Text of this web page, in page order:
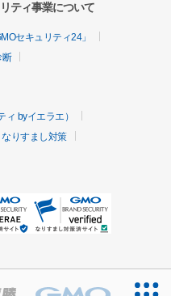
ティ事業について
セキュリティ24」
断
byイエラエ）
なりすまし対策